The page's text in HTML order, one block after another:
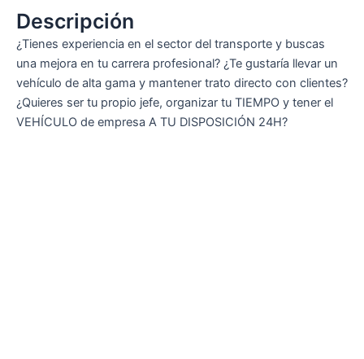
Descripción
¿Tienes experiencia en el sector del transporte y buscas
una mejora en tu carrera profesional? ¿Te gustaría llevar un
vehículo de alta gama y mantener trato directo con clientes?
¿Quieres ser tu propio jefe, organizar tu TIEMPO y tener el
VEHÍCULO de empresa A TU DISPOSICIÓN 24H?